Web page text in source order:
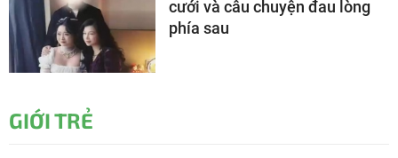
cưới và câu chuyện đau lòng
phía sau
GIỚI TRẺ